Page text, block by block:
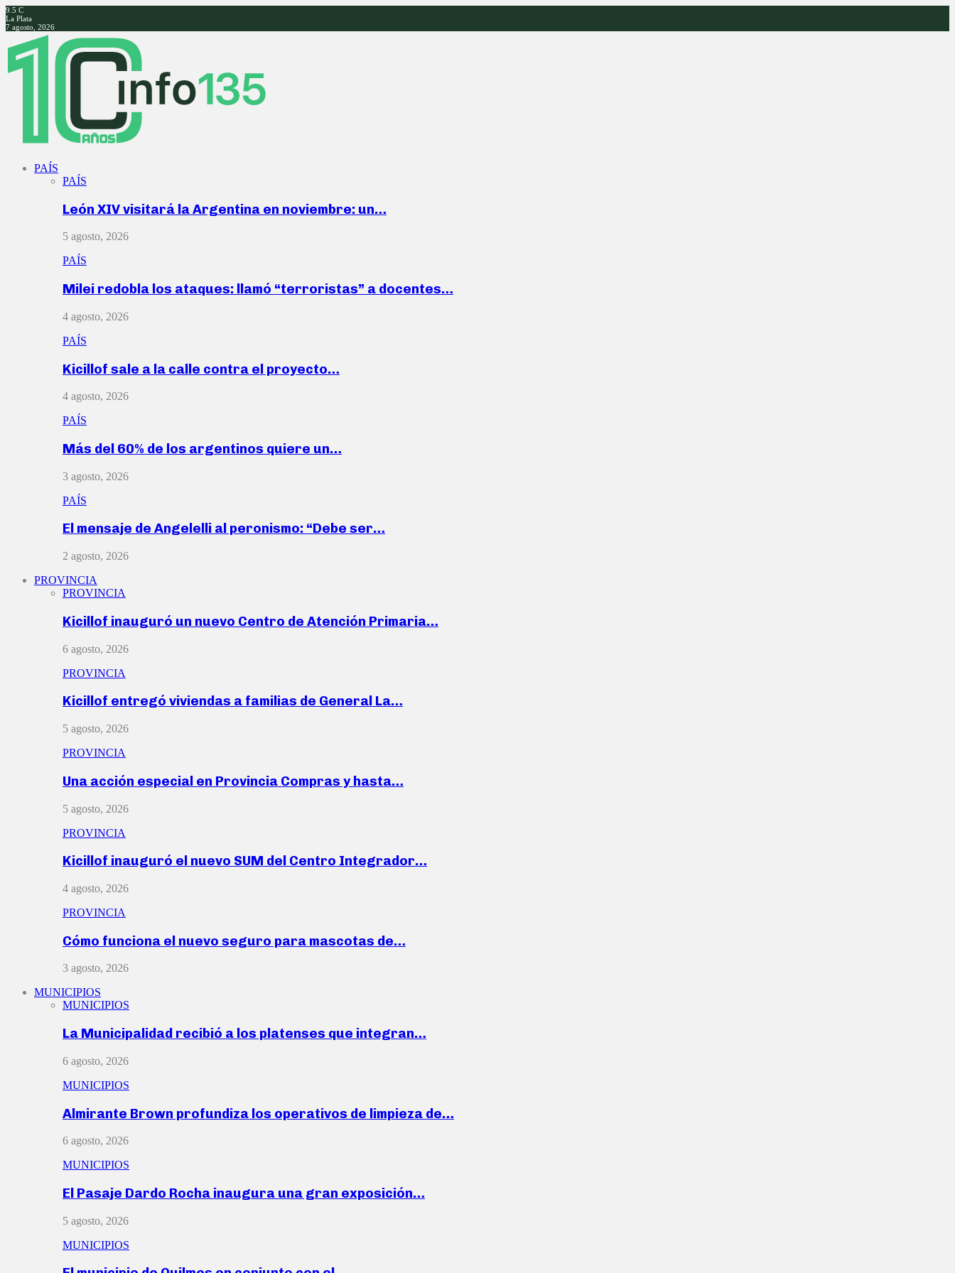
9.5 C
La Plata
7 agosto, 2026
Facebook
Twitter
Instagram
Youtube
PAÍS
PAÍS
León XIV visitará la Argentina en noviembre: un…
5 agosto, 2026
PAÍS
Milei redobla los ataques: llamó “terroristas” a docentes…
4 agosto, 2026
PAÍS
Kicillof sale a la calle contra el proyecto…
4 agosto, 2026
PAÍS
Más del 60% de los argentinos quiere un…
3 agosto, 2026
PAÍS
El mensaje de Angelelli al peronismo: “Debe ser…
2 agosto, 2026
PROVINCIA
PROVINCIA
Kicillof inauguró un nuevo Centro de Atención Primaria…
6 agosto, 2026
PROVINCIA
Kicillof entregó viviendas a familias de General La…
5 agosto, 2026
PROVINCIA
Una acción especial en Provincia Compras y hasta…
5 agosto, 2026
PROVINCIA
Kicillof inauguró el nuevo SUM del Centro Integrador…
4 agosto, 2026
PROVINCIA
Cómo funciona el nuevo seguro para mascotas de…
3 agosto, 2026
MUNICIPIOS
MUNICIPIOS
La Municipalidad recibió a los platenses que integran…
6 agosto, 2026
MUNICIPIOS
Almirante Brown profundiza los operativos de limpieza de…
6 agosto, 2026
MUNICIPIOS
El Pasaje Dardo Rocha inaugura una gran exposición…
5 agosto, 2026
MUNICIPIOS